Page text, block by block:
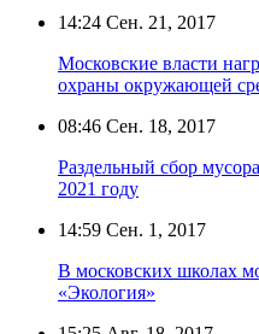
14:24 Сен. 21, 2017
Московские власти
охраны окружающей
08:46 Сен. 18, 2017
Раздельный сбор
2021 году
14:59 Сен. 1, 2017
В московских школах
«Экология»